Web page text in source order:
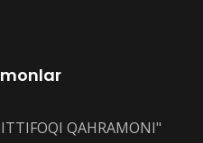
QAHRAMONI"